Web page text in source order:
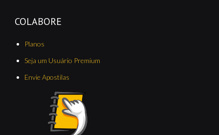
COLABORE
Planos
Seja um Usuário Premium
Envie Apostilas